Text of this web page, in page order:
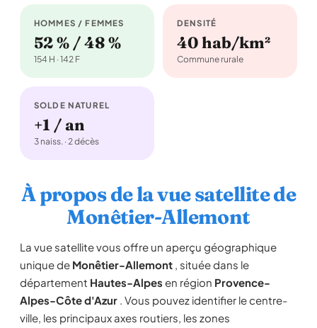
HOMMES / FEMMES
52 % / 48 %
154 H · 142 F
DENSITÉ
40 hab/km²
Commune rurale
SOLDE NATUREL
+1 / an
3 naiss. · 2 décès
À propos de la vue satellite de
Monêtier-Allemont
La vue satellite vous offre un aperçu géographique
unique de Monêtier-Allemont , située dans le
département Hautes-Alpes en région Provence-
Alpes-Côte d'Azur . Vous pouvez identifier le centre-
ville, les principaux axes routiers, les zones